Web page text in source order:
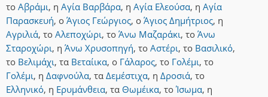
το Αβράμι, η Αγία Βαρβάρα, η Αγία Ελεούσα, η Αγία
Παρασκευή, ο Άγιος Γεώργιος, ο Άγιος Δημήτριος, η
Αγριλιά, το Αλεποχώρι, το Άνω Μαζαράκι, το Άνω
Σταροχώρι, η Άνω Χρυσοπηγή, το Αστέρι, το Βασιλικό,
το Βελιμάχι, τα Βεταίικα, ο Γάλαρος, το Γολέμι, το
Γολέμι, η Δαφνούλα, τα Δεμέστιχα, η Δροσιά, το
Ελληνικό, η Ερυμάνθεια, τα Θωμέικα, το Ίσωμα, η